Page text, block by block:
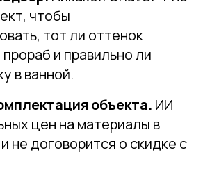
чтобы
тот ли оттенок
и правильно ли
в ванной.
объекта. ИИ
цен на материалы в
не договорится о скидке с